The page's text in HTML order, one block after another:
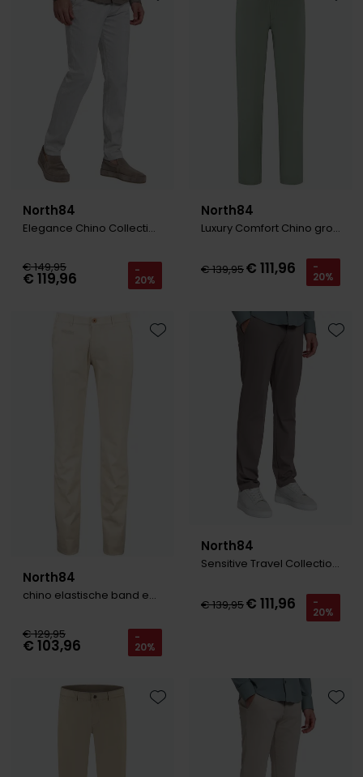
North84
Elegance Chino Collection beige
€ 149,95
€ 119,96 -
20%
North84
Luxury Comfort Chino groen
€ 139,95€ 111,96 -
20%
North84
chino elastische band ecru
€ 129,95
€ 103,96 -
20%
Toevoegen aan favorieten
North84
Sensitive Travel Collection Taupe
€ 139,95€ 111,96 -
20%
Toevoegen aan favorieten